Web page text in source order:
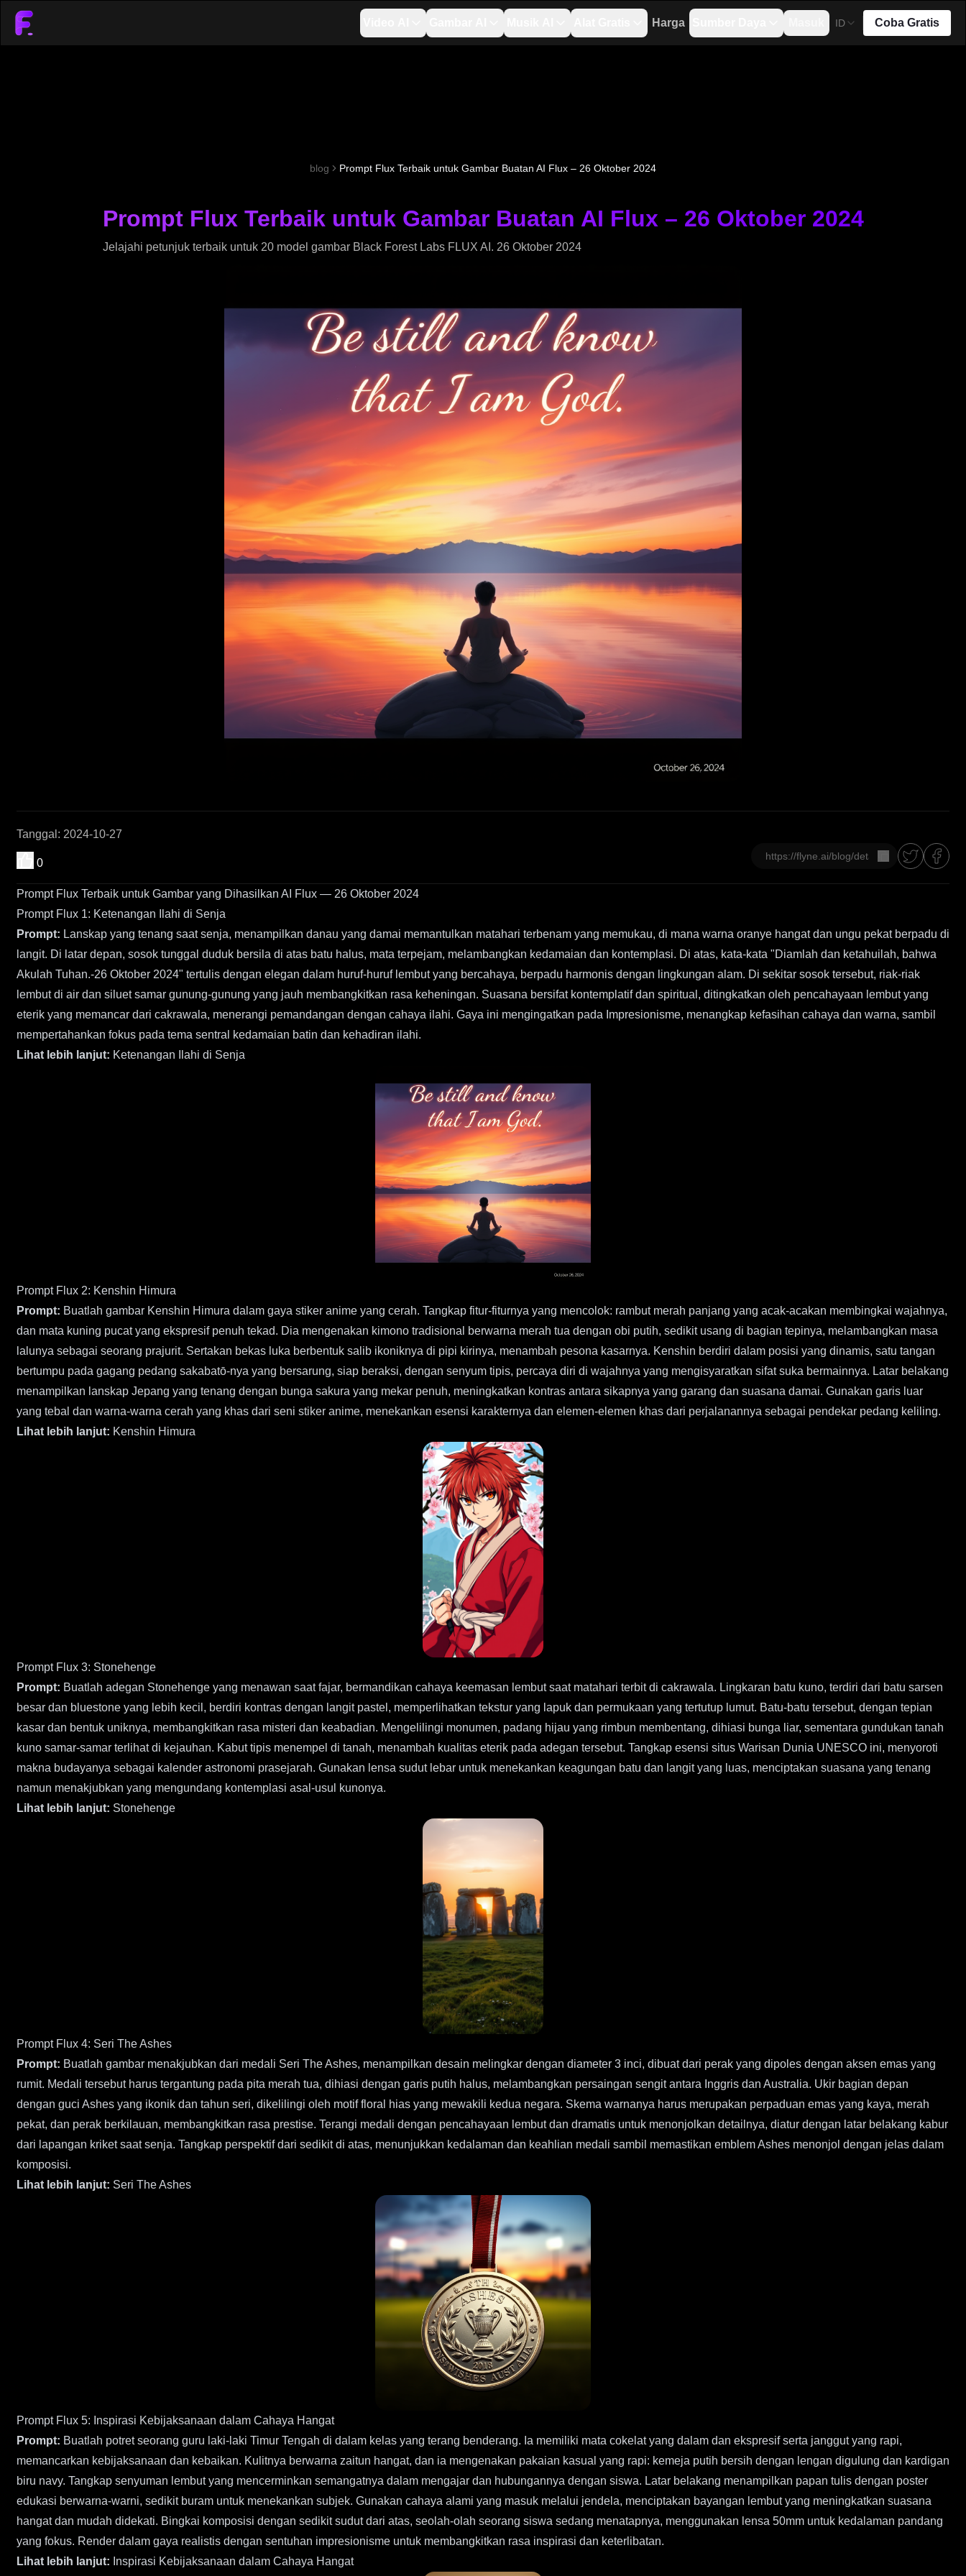
Harga ID Coba Gratis
blog Prompt Flux Terbaik untuk Gambar Buatan AI Flux – 26 Oktober 2024
Prompt Flux Terbaik untuk Gambar Buatan AI Flux – 26 Oktober 2024
Jelajahi petunjuk terbaik untuk 20 model gambar Black Forest Labs FLUX AI. 26 Oktober 2024
Tanggal : 2024-10-27
0 salin
Prompt Flux Terbaik untuk Gambar yang Dihasilkan AI Flux — 26 Oktober 2024
Prompt Flux 1: Ketenangan Ilahi di Senja
Prompt: Lanskap yang tenang saat senja, menampilkan danau yang damai memantulkan matahari terbenam yang memukau, di mana warna oranye hangat dan ungu pekat berpadu di
langit. Di latar depan, sosok tunggal duduk bersila di atas batu halus, mata terpejam, melambangkan kedamaian dan kontemplasi. Di atas, kata-kata "Diamlah dan ketahuilah, bahwa
Akulah Tuhan.-26 Oktober 2024" tertulis dengan elegan dalam huruf-huruf lembut yang bercahaya, berpadu harmonis dengan lingkungan alam. Di sekitar sosok tersebut, riak-riak
lembut di air dan siluet samar gunung-gunung yang jauh membangkitkan rasa keheningan. Suasana bersifat kontemplatif dan spiritual, ditingkatkan oleh pencahayaan lembut yang
eterik yang memancar dari cakrawala, menerangi pemandangan dengan cahaya ilahi. Gaya ini mengingatkan pada Impresionisme, menangkap kefasihan cahaya dan warna, sambil
mempertahankan fokus pada tema sentral kedamaian batin dan kehadiran ilahi.
Lihat lebih lanjut: Ketenangan Ilahi di Senja
Prompt Flux 2: Kenshin Himura
Prompt: Buatlah gambar Kenshin Himura dalam gaya stiker anime yang cerah. Tangkap fitur-fiturnya yang mencolok: rambut merah panjang yang acak-acakan membingkai wajahnya,
dan mata kuning pucat yang ekspresif penuh tekad. Dia mengenakan kimono tradisional berwarna merah tua dengan obi putih, sedikit usang di bagian tepinya, melambangkan masa
lalunya sebagai seorang prajurit. Sertakan bekas luka berbentuk salib ikoniknya di pipi kirinya, menambah pesona kasarnya. Kenshin berdiri dalam posisi yang dinamis, satu tangan
bertumpu pada gagang pedang sakabatō-nya yang bersarung, siap beraksi, dengan senyum tipis, percaya diri di wajahnya yang mengisyaratkan sifat suka bermainnya. Latar belakang
menampilkan lanskap Jepang yang tenang dengan bunga sakura yang mekar penuh, meningkatkan kontras antara sikapnya yang garang dan suasana damai. Gunakan garis luar
yang tebal dan warna-warna cerah yang khas dari seni stiker anime, menekankan esensi karakternya dan elemen-elemen khas dari perjalanannya sebagai pendekar pedang keliling.
Lihat lebih lanjut: Kenshin Himura
Prompt Flux 3: Stonehenge
Prompt: Buatlah adegan Stonehenge yang menawan saat fajar, bermandikan cahaya keemasan lembut saat matahari terbit di cakrawala. Lingkaran batu kuno, terdiri dari batu sarsen
besar dan bluestone yang lebih kecil, berdiri kontras dengan langit pastel, memperlihatkan tekstur yang lapuk dan permukaan yang tertutup lumut. Batu-batu tersebut, dengan tepian
kasar dan bentuk uniknya, membangkitkan rasa misteri dan keabadian. Mengelilingi monumen, padang hijau yang rimbun membentang, dihiasi bunga liar, sementara gundukan tanah
kuno samar-samar terlihat di kejauhan. Kabut tipis menempel di tanah, menambah kualitas eterik pada adegan tersebut. Tangkap esensi situs Warisan Dunia UNESCO ini, menyoroti
makna budayanya sebagai kalender astronomi prasejarah. Gunakan lensa sudut lebar untuk menekankan keagungan batu dan langit yang luas, menciptakan suasana yang tenang
namun menakjubkan yang mengundang kontemplasi asal-usul kunonya.
Lihat lebih lanjut: Stonehenge
Prompt Flux 4: Seri The Ashes
Prompt: Buatlah gambar menakjubkan dari medali Seri The Ashes, menampilkan desain melingkar dengan diameter 3 inci, dibuat dari perak yang dipoles dengan aksen emas yang
rumit. Medali tersebut harus tergantung pada pita merah tua, dihiasi dengan garis putih halus, melambangkan persaingan sengit antara Inggris dan Australia. Ukir bagian depan
dengan guci Ashes yang ikonik dan tahun seri, dikelilingi oleh motif floral hias yang mewakili kedua negara. Skema warnanya harus merupakan perpaduan emas yang kaya, merah
pekat, dan perak berkilauan, membangkitkan rasa prestise. Terangi medali dengan pencahayaan lembut dan dramatis untuk menonjolkan detailnya, diatur dengan latar belakang kabur
dari lapangan kriket saat senja. Tangkap perspektif dari sedikit di atas, menunjukkan kedalaman dan keahlian medali sambil memastikan emblem Ashes menonjol dengan jelas dalam
komposisi.
Lihat lebih lanjut: Seri The Ashes
Prompt Flux 5: Inspirasi Kebijaksanaan dalam Cahaya Hangat
Prompt: Buatlah potret seorang guru laki-laki Timur Tengah di dalam kelas yang terang benderang. Ia memiliki mata cokelat yang dalam dan ekspresif serta janggut yang rapi,
memancarkan kebijaksanaan dan kebaikan. Kulitnya berwarna zaitun hangat, dan ia mengenakan pakaian kasual yang rapi: kemeja putih bersih dengan lengan digulung dan kardigan
biru navy. Tangkap senyuman lembut yang mencerminkan semangatnya dalam mengajar dan hubungannya dengan siswa. Latar belakang menampilkan papan tulis dengan poster
edukasi berwarna-warni, sedikit buram untuk menekankan subjek. Gunakan cahaya alami yang masuk melalui jendela, menciptakan bayangan lembut yang meningkatkan suasana
hangat dan mudah didekati. Bingkai komposisi dengan sedikit sudut dari atas, seolah-olah seorang siswa sedang menatapnya, menggunakan lensa 50mm untuk kedalaman pandang
yang fokus. Render dalam gaya realistis dengan sentuhan impresionisme untuk membangkitkan rasa inspirasi dan keterlibatan.
Lihat lebih lanjut: Inspirasi Kebijaksanaan dalam Cahaya Hangat